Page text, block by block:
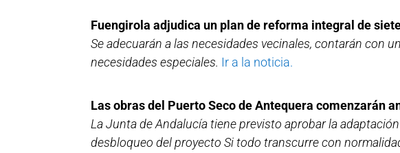
Fuengirola adjudica un plan de reforma integral de
Se adecuarán a las necesidades vecinales, contarán con
necesidades especiales. Ir a la noticia.
Las obras del Puerto Seco de Antequera comenzarán
La Junta de Andalucía tiene previsto aprobar la
desbloqueo del proyecto Si todo transcurre con